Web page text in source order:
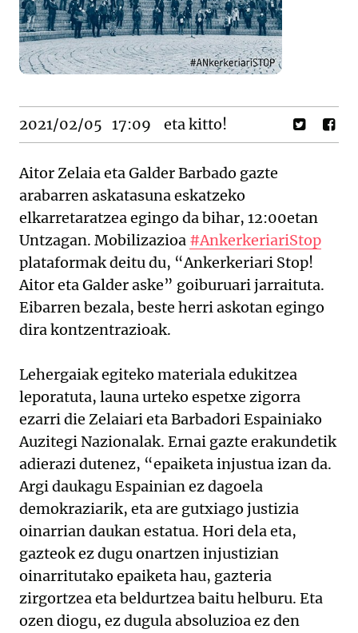
2021/02/05 17:09 eta kitto!
Aitor Zelaia eta Galder Barbado gazte
arabarren askatasuna eskatzeko
elkarretaratzea egingo da bihar, 12:00etan
Untzagan. Mobilizazioa #AnkerkeriariStop
plataformak deitu du, “Ankerkeriari Stop!
Aitor eta Galder aske” goiburuari jarraituta.
Eibarren bezala, beste herri askotan egingo
dira kontzentrazioak.
Lehergaiak egiteko materiala edukitzea
leporatuta, launa urteko espetxe zigorra
ezarri die Zelaiari eta Barbadori Espainiako
Auzitegi Nazionalak. Ernai gazte erakundetik
adierazi dutenez, “epaiketa injustua izan da.
Argi daukagu Espainian ez dagoela
demokraziarik, eta are gutxiago justizia
oinarrian daukan estatua. Hori dela eta,
gazteok ez dugu onartzen injustizian
oinarritutako epaiketa hau, gazteria
zirgortzea eta beldurtzea baitu helburu. Eta
ozen diogu, ez dugula absoluzioa ez den